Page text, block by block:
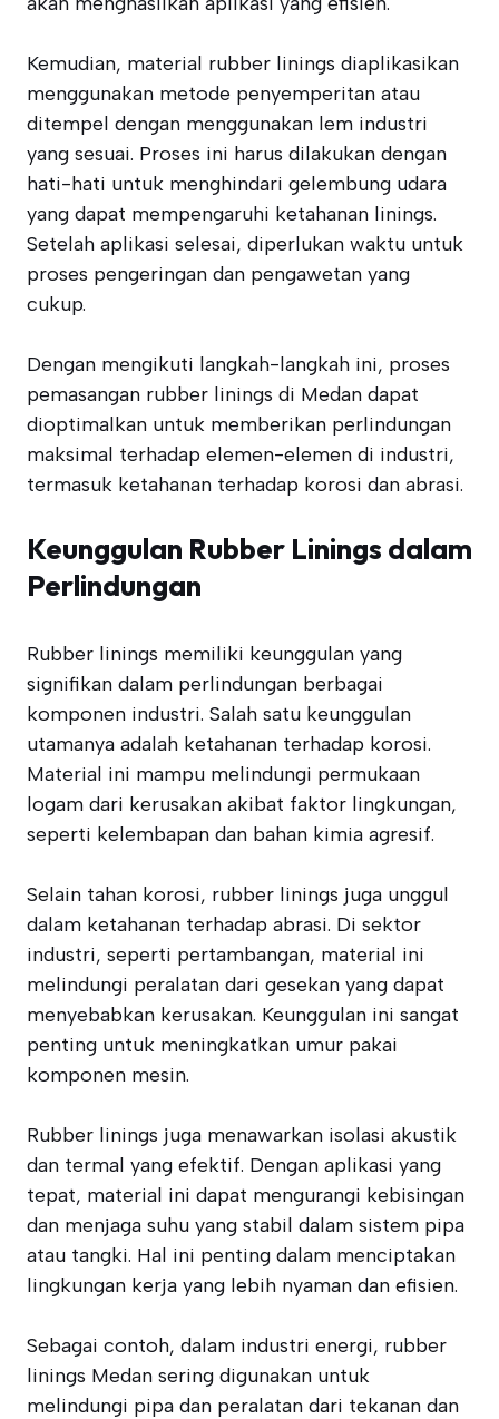
Kemudian, material rubber linings diaplikasikan
menggunakan metode penyemperitan atau
ditempel dengan menggunakan lem industri
yang sesuai. Proses ini harus dilakukan dengan
hati-hati untuk menghindari gelembung udara
yang dapat mempengaruhi ketahanan linings.
Setelah aplikasi selesai, diperlukan waktu untuk
proses pengeringan dan pengawetan yang
cukup.
Dengan mengikuti langkah-langkah ini, proses
pemasangan rubber linings di Medan dapat
dioptimalkan untuk memberikan perlindungan
maksimal terhadap elemen-elemen di industri,
termasuk ketahanan terhadap korosi dan abrasi.
Keunggulan Rubber Linings dalam
Perlindungan
Rubber linings memiliki keunggulan yang
signifikan dalam perlindungan berbagai
komponen industri. Salah satu keunggulan
utamanya adalah ketahanan terhadap korosi.
Material ini mampu melindungi permukaan
logam dari kerusakan akibat faktor lingkungan,
seperti kelembapan dan bahan kimia agresif.
Selain tahan korosi, rubber linings juga unggul
dalam ketahanan terhadap abrasi. Di sektor
industri, seperti pertambangan, material ini
melindungi peralatan dari gesekan yang dapat
menyebabkan kerusakan. Keunggulan ini sangat
penting untuk meningkatkan umur pakai
komponen mesin.
Rubber linings juga menawarkan isolasi akustik
dan termal yang efektif. Dengan aplikasi yang
tepat, material ini dapat mengurangi kebisingan
dan menjaga suhu yang stabil dalam sistem pipa
atau tangki. Hal ini penting dalam menciptakan
lingkungan kerja yang lebih nyaman dan efisien.
Sebagai contoh, dalam industri energi, rubber
linings Medan sering digunakan untuk
melindungi pipa dan peralatan dari tekanan dan